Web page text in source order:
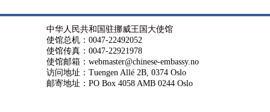
中华人民共和国驻挪威王国大使馆
使馆总机：0047-22492052
使馆传真：0047-22921978
使馆邮箱：webmaster@chinese-embassy.no
访问地址：Tuengen Allé 2B, 0374 Oslo
邮寄地址：PO Box 4058 AMB 0244 Oslo